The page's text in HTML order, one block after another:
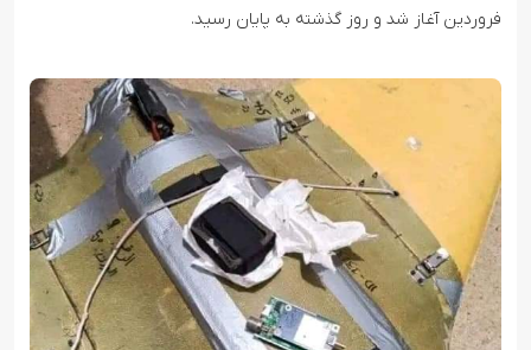
فروردین آغاز شد و روز گذشته به پایان رسید.